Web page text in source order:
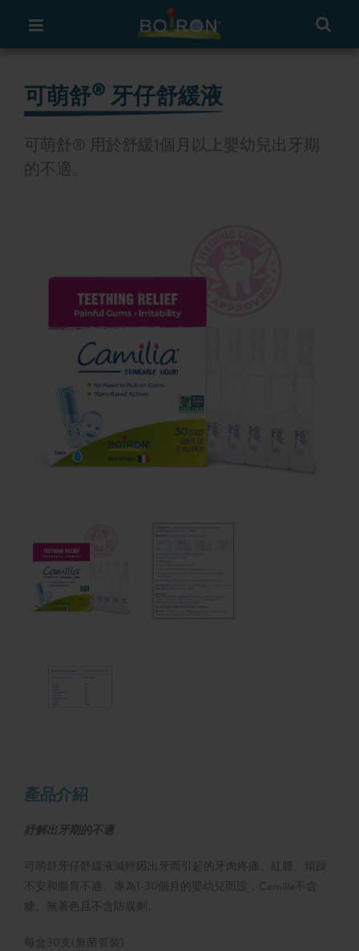
可萌舒® 牙仔舒緩液
可萌舒® 用於舒緩1個月以上嬰幼兒出牙期
的不適。
產品介紹
紓解出牙期的不適
可萌舒牙仔舒緩液減輕因出牙而引起的牙肉疼痛、紅腫、煩躁
不安和腸胃不適。專為1-30個月的嬰幼兒而設，Camilia不含
糖、無著色且不含防腐劑。
每盒30支(無菌管裝)